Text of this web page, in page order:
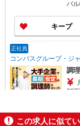
バル
キープ
正社員
コンパスグループ・ジ
調
29万円(
代
前
バ
この求人に似て